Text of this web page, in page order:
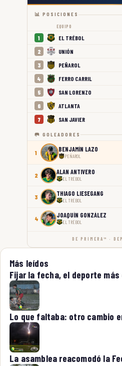
📊 POSICIONES
EQUIPO
1 EL TRÉBOL
2 UNIÓN
3 PEÑAROL
4 FERRO CARRIL
5 SAN LORENZO
6 ATLANTA
7 SAN JAVIER
🥅 GOLEADORES
1 BENJAMÍN LAZO
PEÑAROL
2 ALAN ANTIVERO
EL TRÉBOL
3 THIAGO LIESEGANG
EL TRÉBOL
4 JOAQUÍN GONZÁLEZ
EL TRÉBOL
DE PRIMERA™ ·
Más leídos
Fijar la fecha, el deporte
Lo que faltaba: otro cambio
La asamblea reacomodó la